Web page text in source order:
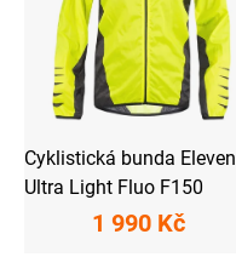
Cyklistická bunda Eleven
Ultra Light Fluo F150
1 990 Kč